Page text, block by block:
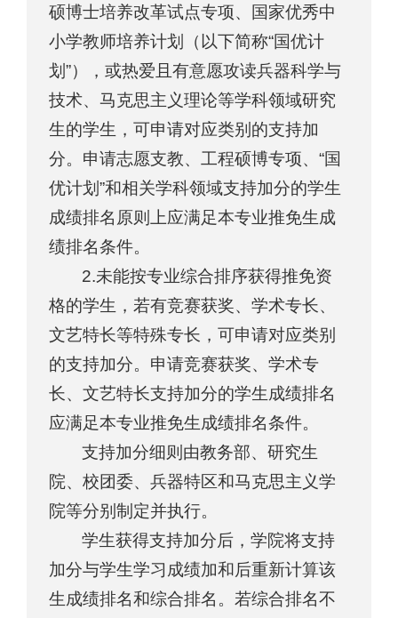
硕博士培养改革试点专项、国家优秀中
小学教师培养计划（以下简称“国优计
划”），或热爱且有意愿攻读兵器科学与
技术、马克思主义理论等学科领域研究
生的学生，可申请对应类别的支持加
分。申请志愿支教、工程硕博专项、“国
优计划”和相关学科领域支持加分的学生
成绩排名原则上应满足本专业推免生成
绩排名条件。
2.未能按专业综合排序获得推免资
格的学生，若有竞赛获奖、学术专长、
文艺特长等特殊专长，可申请对应类别
的支持加分。申请竞赛获奖、学术专
长、文艺特长支持加分的学生成绩排名
应满足本专业推免生成绩排名条件。
支持加分细则由教务部、研究生
院、校团委、兵器特区和马克思主义学
院等分别制定并执行。
学生获得支持加分后，学院将支持
加分与学生学习成绩加和后重新计算该
生成绩排名和综合排名。若综合排名不